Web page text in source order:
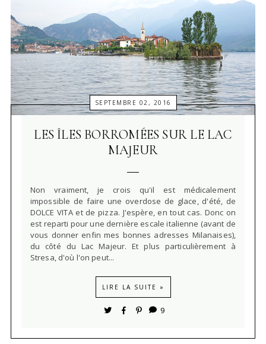
SEPTEMBRE 02, 2016
LES ÎLES BORROMÉES SUR LE LAC
MAJEUR
Non vraiment, je crois qu'il est médicalement
impossible de faire une overdose de glace, d'été, de
DOLCE VITA et de pizza. J'espère, en tout cas. Donc on
est reparti pour une dernière escale italienne (avant de
vous donner enfin mes bonnes adresses Milanaises),
du côté du Lac Majeur. Et plus particulièrement à
Stresa, d'où l'on peut...
LIRE LA SUITE »
9